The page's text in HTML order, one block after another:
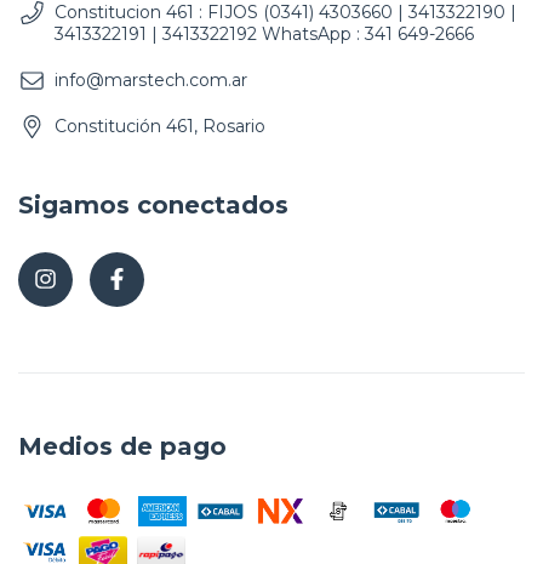
Constitucion 461 : FIJOS (0341) 4303660 | 3413322190 |
3413322191 | 3413322192 WhatsApp : 341 649-2666
info@marstech.com.ar
Constitución 461, Rosario
Sigamos conectados
Medios de pago